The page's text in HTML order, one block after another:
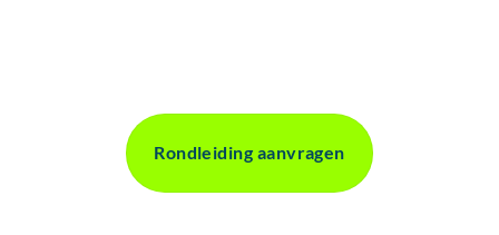
Rondleiding aanvragen